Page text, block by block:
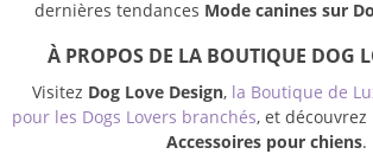
dernières tendances Mode canines sur
À PROPOS DE LA BOUTIQUE DOG
Visitez Dog Love Design, la Boutique de
pour les Dogs Lovers branchés, et découvrez
Accessoires pour chiens.